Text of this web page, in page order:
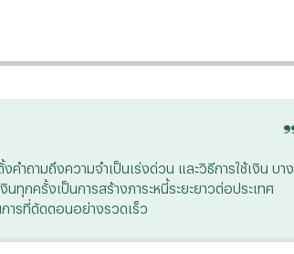
ำถามถึงความจำเป็นเร่งด่วน และวิธีการใช้เงิน บาง
ทุกครั้งเป็นการสร้างภาระหนี้ระยะยาวต่อประเทศ
การที่ตัดตอนอย่างรวดเร็ว